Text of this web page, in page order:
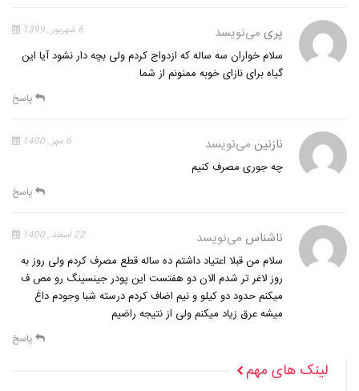
پری می‌نویسد 6 شهریور , 1399
سلام خواران سه ساله که ازدواج کردم ولی بچه دار نشود آیا این
گیاه برای نازای خوبه ممنونم از شما
پاسخ
نازنین می‌نویسد 6 مهر , 1400
چه جوری مصرف کنیم
پاسخ
ناشناس می‌نویسد 22 اسفند , 1400
سلام من قبلا اعتیاد داشتم ده ساله قطع مصرف کردم ولی روز به
روز لاغر تر شدم الان دو هفتست این پودر جینسینگ رو مص ف
میکنم حدود دو کیلو و نیم اضاف کردم درسته شبا وجودم داغ
میشه عرق زیاد میکنم ولی از نتیجه راضیم
پاسخ
لینک های مهم